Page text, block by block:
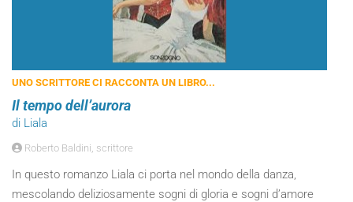
UNO SCRITTORE CI RACCONTA UN LIBRO...
Il tempo dell’aurora
di Liala
Roberto Baldini, scrittore
In questo romanzo Liala ci porta nel mondo della danza,
mescolando deliziosamente sogni di gloria e sogni d’amore